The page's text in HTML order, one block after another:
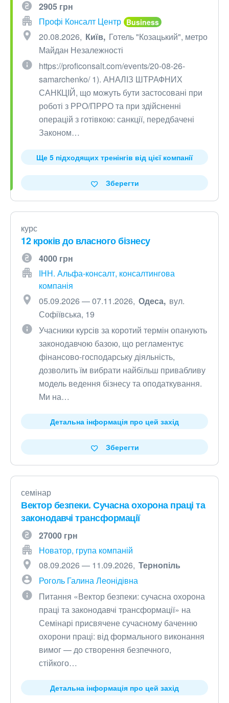
2905 грн
Профі Консалт Центр
20.08.2026 Київ Готель "Козацький", метро
Майдан Незалежності
https://proficonsalt.com/events/20-08-26-
samarchenko/ 1). АНАЛІЗ ШТРАФНИХ
САНКЦІЙ, що можуть бути застосовані при
роботі з РРО/ПРРО та при здійсненні
операцій з готівкою: санкції, передбачені
Законом…
Ще 5 підходящих тренінгів від цієї компанії
Зберегти
курс
12 кроків до власного бізнесу
4000 грн
ІНН. Альфа-консалт, консалтингова
компанія
05.09.2026 — 07.11.2026 Одеса вул.
Софіївська, 19
Учасники курсів за коротий термін опанують
законодавчою базою, що регламентує
фінансово-господарську діяльність,
дозволить їм вибрати найбільш привабливу
модель ведення бізнесу та оподаткування.
Ми на…
Детальна інформація про цей захід
Зберегти
семінар
Вектор безпеки. Сучасна охорона праці та
законодавчі трансформації
27000 грн
Новатор, група компаній
08.09.2026 — 11.09.2026 Тернопіль
Роголь Галина Леонідівна
Питання «Вектор безпеки: сучасна охорона
праці та законодавчі трансформації» на
Семінарі присвячене сучасному баченню
охорони праці: від формального виконання
вимог — до створення безпечного,
стійкого…
Детальна інформація про цей захід